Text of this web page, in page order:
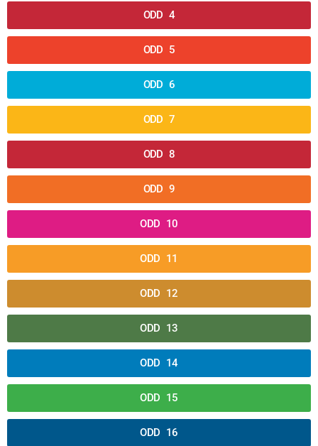
ODD 4
ODD 5
ODD 6
ODD 7
ODD 8
ODD 9
ODD 10
ODD 11
ODD 12
ODD 13
ODD 14
ODD 15
ODD 16